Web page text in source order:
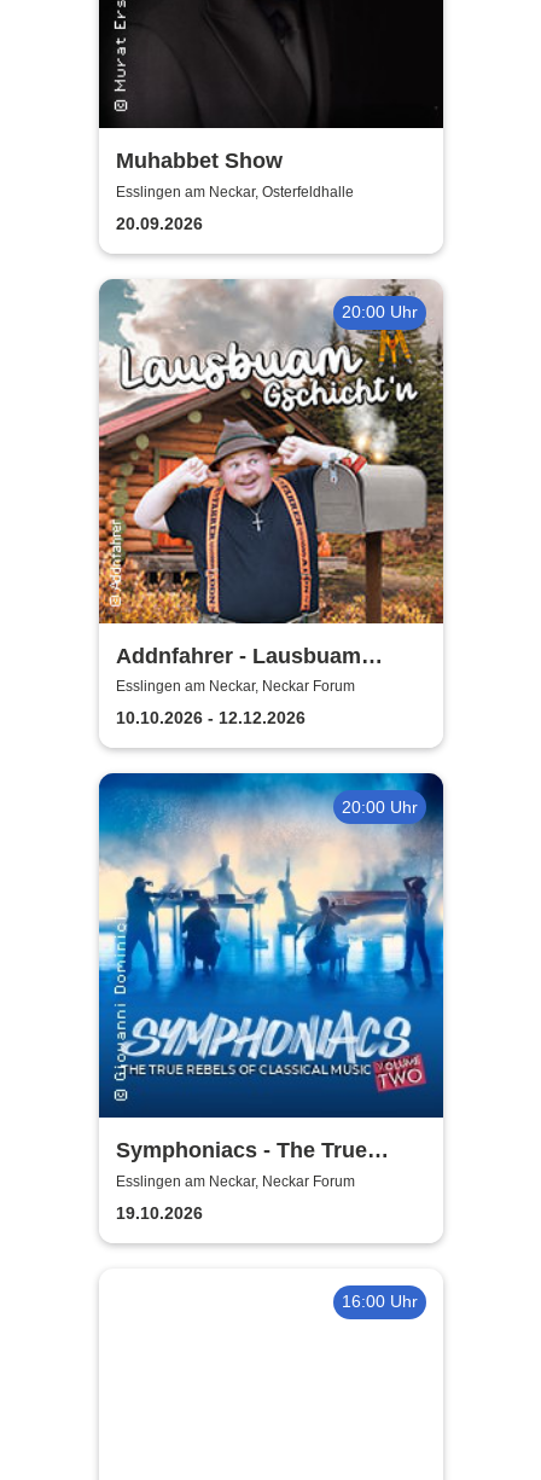
Muhabbet Show
Esslingen am Neckar, Osterfeldhalle
20.09.2026
20:00 Uhr
Addnfahrer - Lausbuam
Gschicht'n
Esslingen am Neckar, Neckar Forum
10.10.2026 - 12.12.2026
20:00 Uhr
Symphoniacs - The True
Rebels Of Classical Music
Esslingen am Neckar, Neckar Forum
19.10.2026
16:00 Uhr